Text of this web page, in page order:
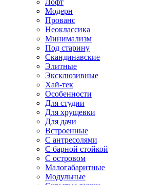
Лофт
Модерн
Прованс
Неоклассика
Минимализм
Под старину
Скандинавские
Элитные
Эксклюзивные
Хай-тек
Особенности
Для студии
Для хрущевки
Для дачи
Встроенные
С антресолями
С барной стойкой
С островом
Малогабаритные
Модульные